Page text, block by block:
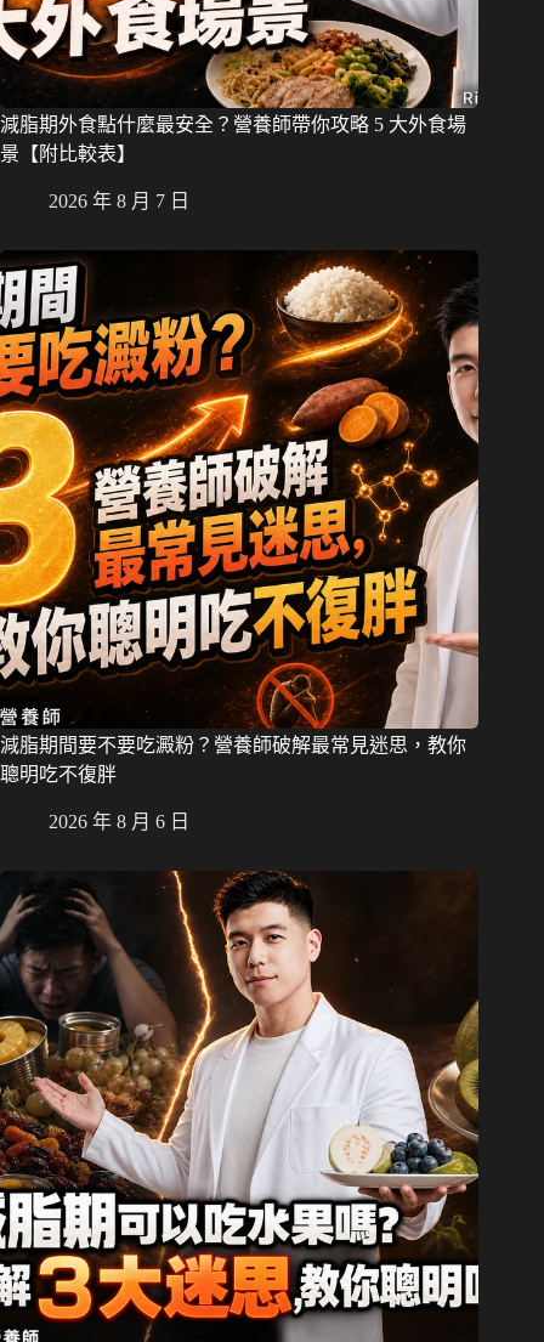
減脂期外食點什麼最安全？營養師帶你攻略 5 大外食場
景【附比較表】
2026 年 8 月 7 日
減脂期間要不要吃澱粉？營養師破解最常見迷思，教你
聰明吃不復胖
2026 年 8 月 6 日